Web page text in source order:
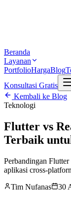
Beranda
Layanan
PortfolioHargaBlog
Konsultasi Gratis
Kembali ke Blog
Teknologi
Flutter vs
Terbaik
Perbandingan
aplikasi cross-
Tim Nufanas
30